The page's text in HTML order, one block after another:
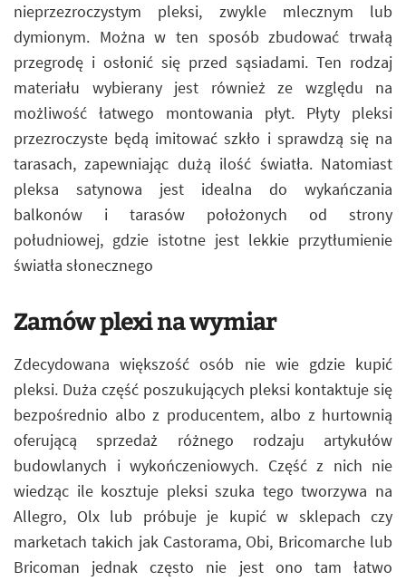
nieprzezroczystym pleksi, zwykle mlecznym lub
dymionym. Można w ten sposób zbudować trwałą
przegrodę i osłonić się przed sąsiadami. Ten rodzaj
materiału wybierany jest również ze względu na
możliwość łatwego montowania płyt. Płyty pleksi
przezroczyste będą imitować szkło i sprawdzą się na
tarasach, zapewniając dużą ilość światła. Natomiast
pleksa satynowa jest idealna do wykańczania
balkonów i tarasów położonych od strony
południowej, gdzie istotne jest lekkie przytłumienie
światła słonecznego
Zamów plexi na wymiar
Zdecydowana większość osób nie wie gdzie kupić
pleksi. Duża część poszukujących pleksi kontaktuje się
bezpośrednio albo z producentem, albo z hurtownią
oferującą sprzedaż różnego rodzaju artykułów
budowlanych i wykończeniowych. Część z nich nie
wiedząc ile kosztuje pleksi szuka tego tworzywa na
Allegro, Olx lub próbuje je kupić w sklepach czy
marketach takich jak Castorama, Obi, Bricomarche lub
Bricoman jednak często nie jest ono tam łatwo